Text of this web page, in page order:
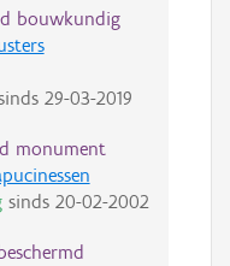
bouwkundig
29-03-2019
monument
sinds 20-02-2002